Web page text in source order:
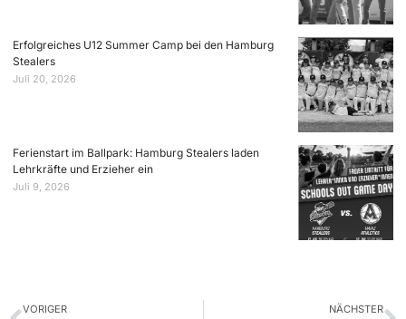
Erfolgreiches U12 Summer Camp bei den Hamburg
Stealers
Juli 20, 2026
Ferienstart im Ballpark: Hamburg Stealers laden
Lehrkräfte und Erzieher ein
Juli 9, 2026
VORIGER NÄCHSTER